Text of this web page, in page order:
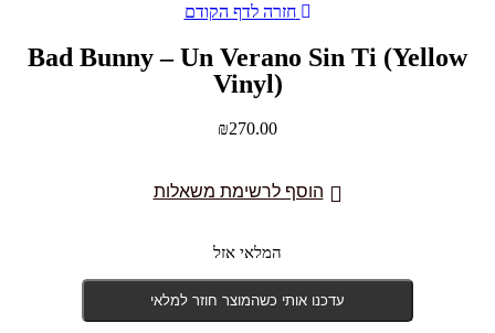
חזרה לדף הקודם
Bad Bunny – Un Verano Sin Ti (Yellow
Vinyl)
₪270.00
הוסף לרשימת משאלות
המלאי אזל
עדכנו אותי כשהמוצר חוזר למלאי